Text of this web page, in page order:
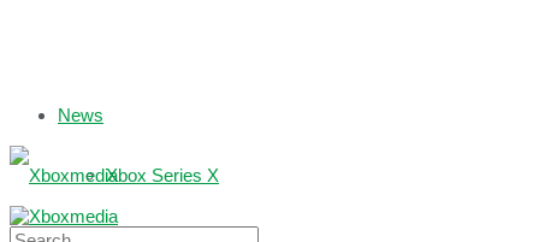
News
Xbox Series X